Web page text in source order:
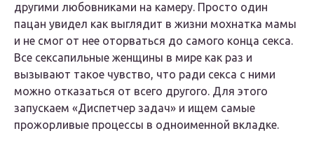
другими любовниками на камеру. Просто один
пацан увидел как выглядит в жизни мохнатка мамы
и не смог от нее оторваться до самого конца секса.
Все сексапильные женщины в мире как раз и
вызывают такое чувство, что ради секса с ними
можно отказаться от всего другого. Для этого
запускаем «Диспетчер задач» и ищем самые
прожорливые процессы в одноименной вкладке.